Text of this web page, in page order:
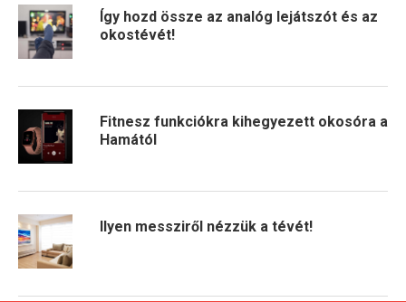
Így hozd össze az analóg lejátszót és az
okostévét!
Fitnesz funkciókra kihegyezett okosóra a
Hamától
Ilyen messziről nézzük a tévét!